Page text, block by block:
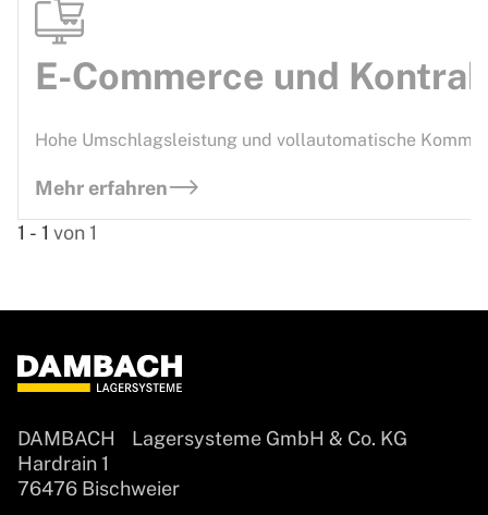
E-Commerce und
Hohe Umschlagsleistung und vollautomatische
Mehr erfahren
1 - 1 von 1
DAMBACH Lagersysteme GmbH & Co. KG
Hardrain 1
76476 Bischweier